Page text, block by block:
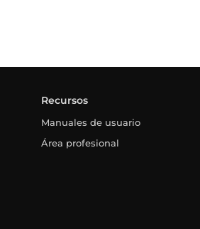
Recursos
Manuales de usuario
Área profesional